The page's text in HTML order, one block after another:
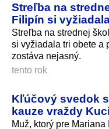
Streľba na
Filipín si
Streľba na strednej
si vyžiadala tri obete a
zostáva nejasný.
tento rok
Kľúčový svedok
kauze vraždy
Muž, ktorý pre